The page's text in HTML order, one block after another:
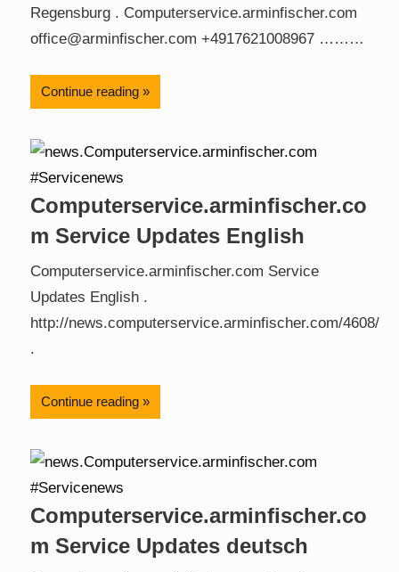
Regensburg . Computerservice.arminfischer.com
office@arminfischer.com +4917621008967 ………
Continue reading
Computerservice.arminfischer.co
m Service Updates English
Computerservice.arminfischer.com Service
Updates English .
http://news.computerservice.arminfischer.com/4608/
.
Continue reading
Computerservice.arminfischer.co
m Service Updates deutsch